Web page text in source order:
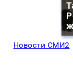
Новости СМИ2